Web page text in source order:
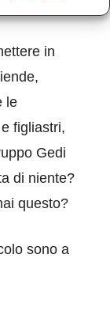
in
le
figliastri,
Gedi
di niente?
questo?
sono a